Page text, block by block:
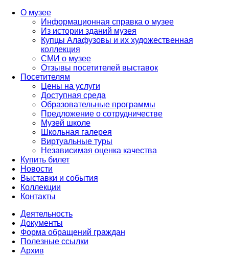
О музее
Информационная справка о музее
Из истории зданий музея
Купцы Алафузовы и их художественная
коллекция
СМИ о музее
Отзывы посетителей выставок
Посетителям
Цены на услуги
Доступная среда
Образовательные программы
Предложение о сотрудничестве
Музей школе
Школьная галерея
Виртуальные туры
Независимая оценка качества
Купить билет
Новости
Выставки и события
Коллекции
Контакты
Деятельность
Документы
Форма обращений граждан
Полезные ссылки
Архив